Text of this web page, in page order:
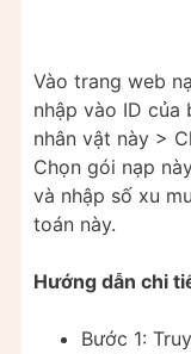
Vào trang web
nhập vào ID của
nhân vật này >
Chọn gói nạp
và nhập số xu
toán này.
Hướng dẫn chi
Bước 1: